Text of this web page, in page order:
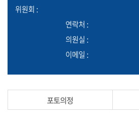
의
의
원
위원회 :
연락처 :
의원실 :
이메일 :
포토의정